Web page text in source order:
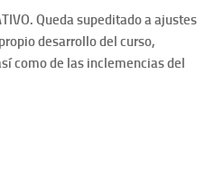
Queda supeditado a ajustes
desarrollo del curso,
como de las inclemencias del